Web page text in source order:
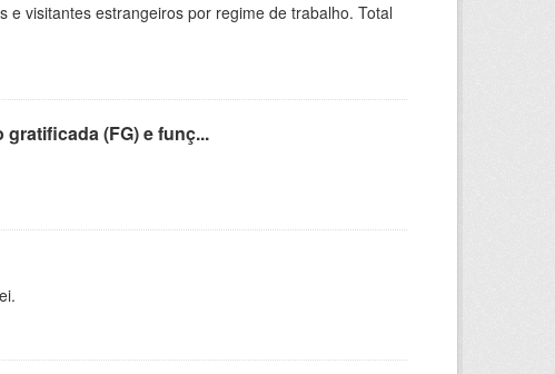
e visitantes estrangeiros por regime de trabalho. Total
(FG) e funç...